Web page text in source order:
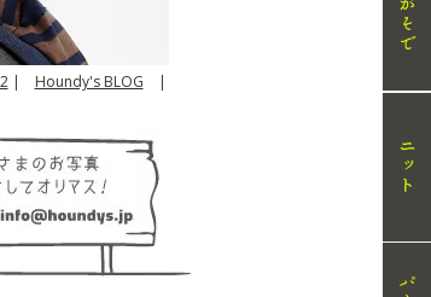
| Houndy's BLOG |